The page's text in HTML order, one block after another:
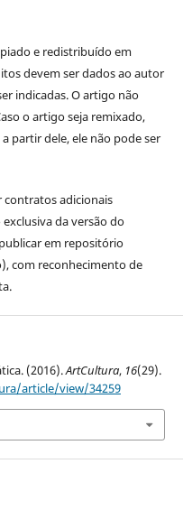
e redistribuído em
devem ser dados ao autor
indicadas. O artigo não
o artigo seja remixado,
partir dele, ele não pode ser
contratos adicionais
da versão do
em repositório
com reconhecimento de
(2016).ArtCultura, 16(29).
article/view/34259